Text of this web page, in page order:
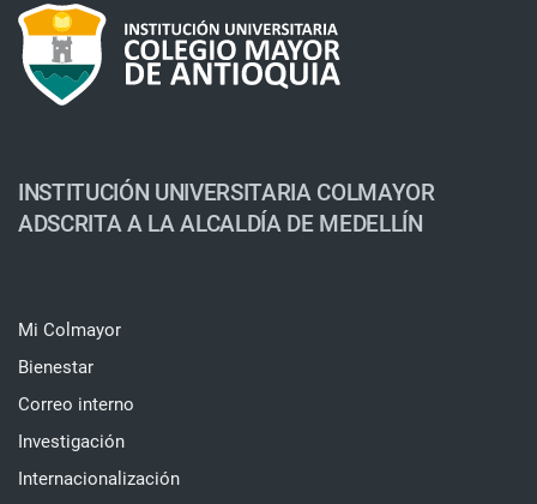
INSTITUCIÓN UNIVERSITARIA COLMAYOR
ADSCRITA A LA ALCALDÍA DE MEDELLÍN
Mi Colmayor
Bienestar
Correo interno
Investigación
Internacionalización